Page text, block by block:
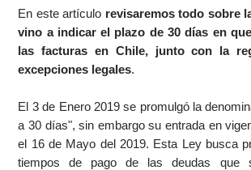
En este artículo revisaremos todo sobre
vino a indicar el plazo de 30 días en
las facturas en Chile, junto con la
excepciones legales.
El 3 de Enero 2019 se promulgó la
a 30 días", sin embargo su entrada en
el 16 de Mayo del 2019. Esta Ley busca
tiempos de pago de las deudas que